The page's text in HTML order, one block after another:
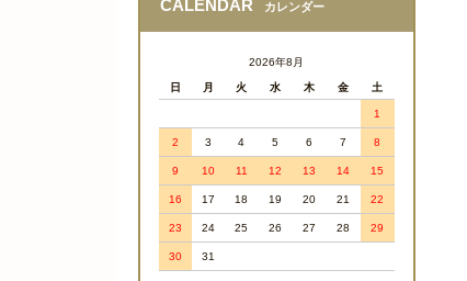
CALENDAR カレンダー
2026年8月
日 月 火 水 木 金 土
1
2 3 4 5 6 7 8
9 10 11 12 13 14 15
16 17 18 19 20 21 22
23 24 25 26 27 28 29
30 31